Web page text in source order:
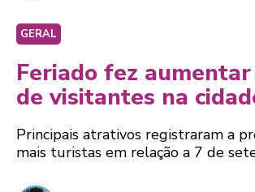
GERAL
Feriado fez
de visitantes na
Principais atrativos registraram a
mais turistas em relação a 7 de